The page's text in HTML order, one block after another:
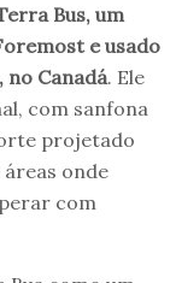
Bus, um
e usado
no Canadá. Ele
com sanfona
projetado
onde
com